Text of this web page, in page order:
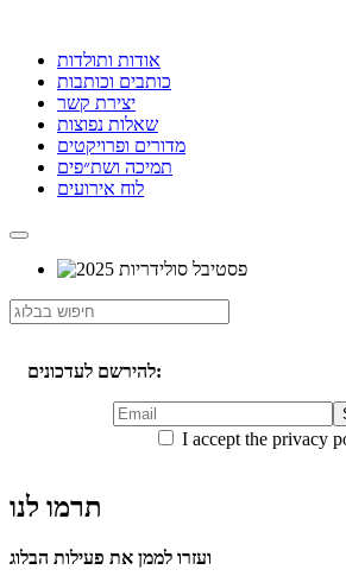
אודות ותולדות
כותבים וכותבות
יצירת קשר
שאלות נפוצות
מדורים ופרויקטים
תמיכה ושת״פים
לוח אירועים
להירשם לעדכונים:
I accept the privacy
תרמו לנו
ועזרו לממן את פעילות הבלוג